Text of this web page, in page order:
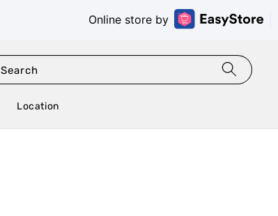
Online store by
Search
Location